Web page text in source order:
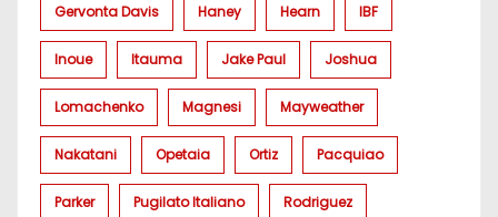
Gervonta Davis Haney Hearn IBF
Inoue Itauma Jake Paul Joshua
Lomachenko Magnesi Mayweather
Nakatani Opetaia Ortiz Pacquiao
Parker Pugilato Italiano Rodriguez